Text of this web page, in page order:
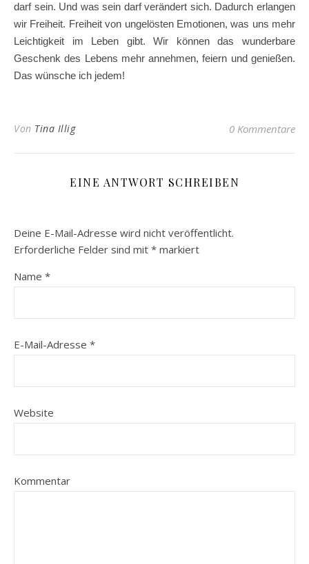
darf sein. Und was sein darf verändert sich. Dadurch erlangen
wir Freiheit. Freiheit von ungelösten Emotionen, was uns mehr
Leichtigkeit im Leben gibt. Wir können das wunderbare
Geschenk des Lebens mehr annehmen, feiern und genießen.
Das wünsche ich jedem!
Von Tina Illig 0 Kommentare
EINE ANTWORT SCHREIBEN
Deine E-Mail-Adresse wird nicht veröffentlicht.
Erforderliche Felder sind mit * markiert
Name *
E-Mail-Adresse *
Website
Kommentar